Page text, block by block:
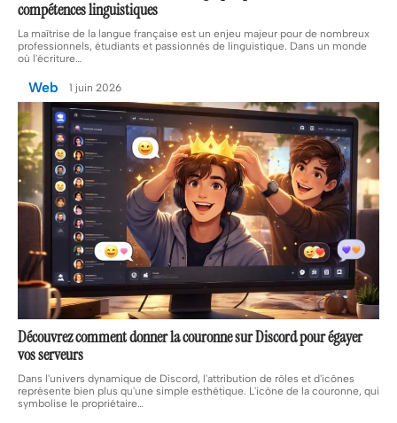
compétences linguistiques
La maîtrise de la langue française est un enjeu majeur pour de nombreux
professionnels, étudiants et passionnés de linguistique. Dans un monde
où l'écriture…
Web 1 juin 2026
Découvrez comment donner la couronne sur Discord pour égayer
vos serveurs
Dans l'univers dynamique de Discord, l'attribution de rôles et d'icônes
représente bien plus qu'une simple esthétique. L'icône de la couronne, qui
symbolise le propriétaire…